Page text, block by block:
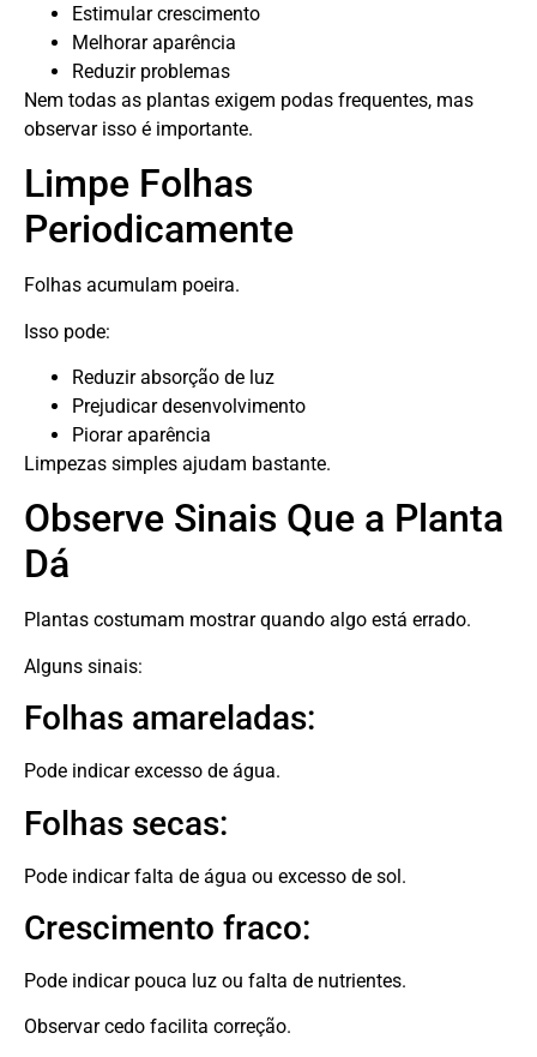
Estimular crescimento
Melhorar aparência
Reduzir problemas
Nem todas as plantas exigem podas frequentes, mas
observar isso é importante.
Limpe Folhas
Periodicamente
Folhas acumulam poeira.
Isso pode:
Reduzir absorção de luz
Prejudicar desenvolvimento
Piorar aparência
Limpezas simples ajudam bastante.
Observe Sinais Que a Planta
Dá
Plantas costumam mostrar quando algo está errado.
Alguns sinais:
Folhas amareladas:
Pode indicar excesso de água.
Folhas secas:
Pode indicar falta de água ou excesso de sol.
Crescimento fraco:
Pode indicar pouca luz ou falta de nutrientes.
Observar cedo facilita correção.